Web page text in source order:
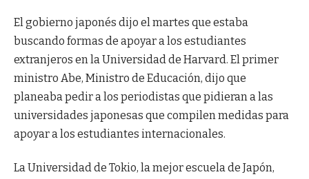
El gobierno japonés dijo el martes que estaba
buscando formas de apoyar a los estudiantes
extranjeros en la Universidad de Harvard. El primer
ministro Abe, Ministro de Educación, dijo que
planeaba pedir a los periodistas que pidieran a las
universidades japonesas que compilen medidas para
apoyar a los estudiantes internacionales.
La Universidad de Tokio, la mejor escuela de Japón,